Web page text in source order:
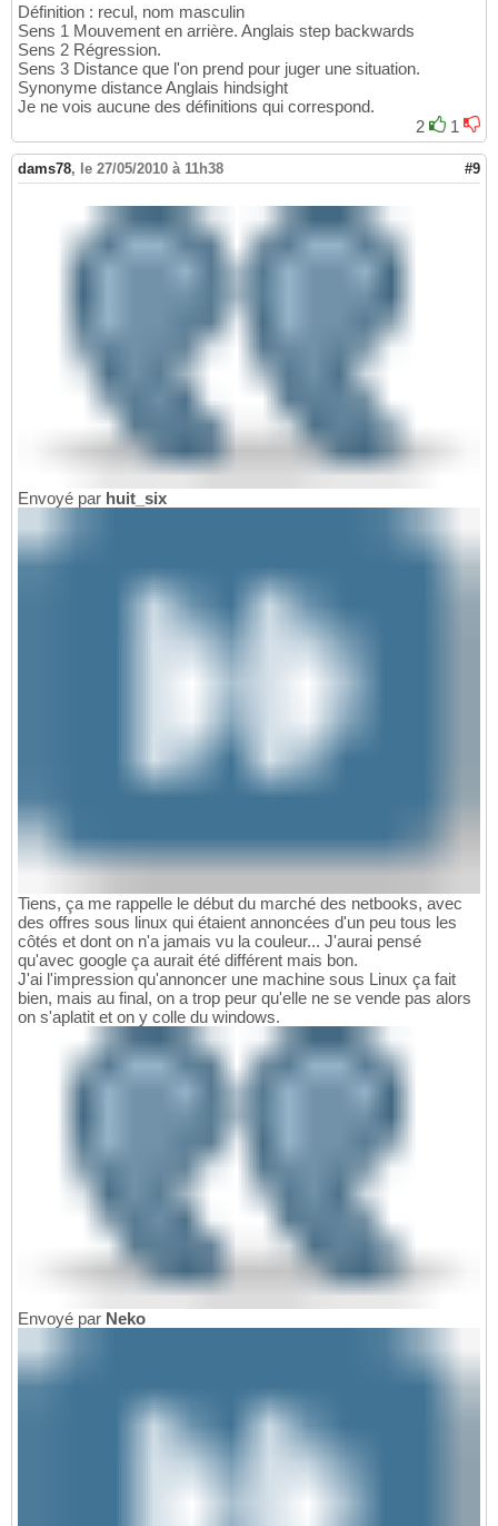
Définition : recul, nom masculin
Sens 1 Mouvement en arrière. Anglais step backwards
Sens 2 Régression.
Sens 3 Distance que l'on prend pour juger une situation.
Synonyme distance Anglais hindsight
Je ne vois aucune des définitions qui correspond.
2
1
dams78, le 27/05/2010 à 11h38 #9
Envoyé par huit_six
Tiens, ça me rappelle le début du marché des netbooks, avec
des offres sous linux qui étaient annoncées d'un peu tous les
côtés et dont on n'a jamais vu la couleur... J'aurai pensé
qu'avec google ça aurait été différent mais bon.
J'ai l'impression qu'annoncer une machine sous Linux ça fait
bien, mais au final, on a trop peur qu'elle ne se vende pas alors
on s'aplatit et on y colle du windows.
Envoyé par Neko